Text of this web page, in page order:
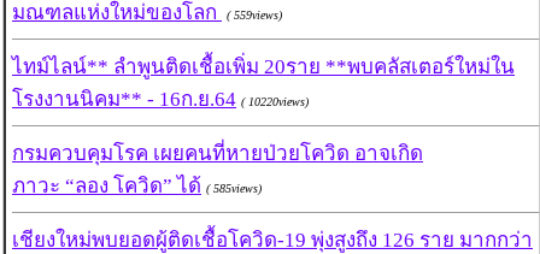
มณฑลแห่งใหม่ของโลก
( 559views)
ไทม์ไลน์** ลำพูนติดเชื้อเพิ่ม 20ราย **พบคลัสเตอร์ใหม่ใน
โรงงานนิคม** - 16ก.ย.64 ( 10220views)
กรมควบคุมโรค เผยคนที่หายป่วยโควิด อาจเกิด
ภาวะ “ลอง โควิด” ได้ ( 585views)
เชียงใหม่พบยอดผู้ติดเชื้อโควิด-19 พุ่งสูงถึง 126 ราย มากกว่า